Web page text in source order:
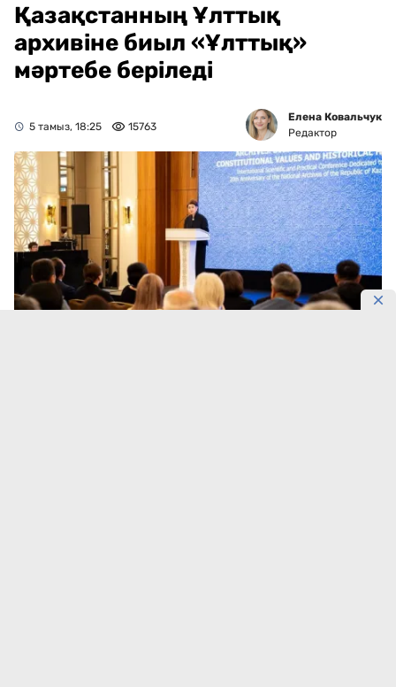
Қазақстанның Ұлттық
архивіне биыл «Ұлттық»
мәртебе беріледі
5 тамыз, 18:25 15763
Елена Ковальчук
Редактор